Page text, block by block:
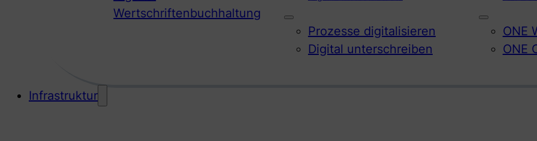
Wertschriftenbuchhaltung
Prozesse digitalisieren
Digital unterschreiben
ONE
ONE
Infrastruktur